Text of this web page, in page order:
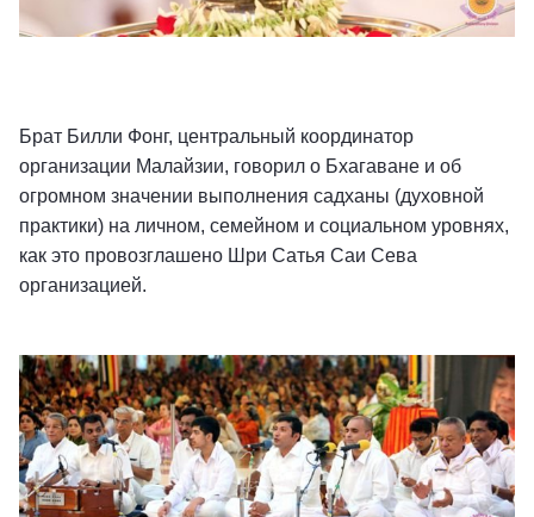
Брат Билли Фонг, центральный координатор
организации Малайзии, говорил о Бхагаване и об
огромном значении выполнения садханы (духовной
практики) на личном, семейном и социальном уровнях,
как это провозглашено Шри Сатья Саи Сева
организацией.